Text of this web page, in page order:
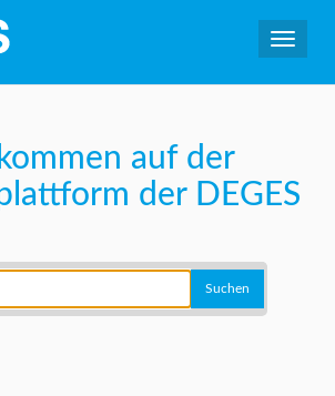
auf der
der DEGES